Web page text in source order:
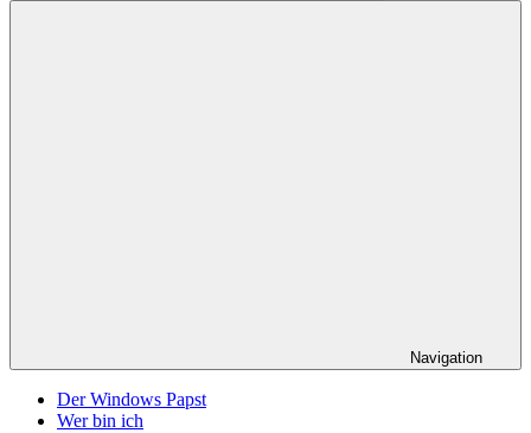
Suchen
Navigation
Der Windows Papst
Wer bin ich